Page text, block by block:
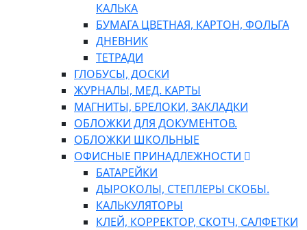
КАЛЬКА
БУМАГА ЦВЕТНАЯ, КАРТОН, ФОЛЬГА
ДНЕВНИК
ТЕТРАДИ
ГЛОБУСЫ, ДОСКИ
ЖУРНАЛЫ, МЕД. КАРТЫ
МАГНИТЫ, БРЕЛОКИ, ЗАКЛАДКИ
ОБЛОЖКИ ДЛЯ ДОКУМЕНТОВ.
ОБЛОЖКИ ШКОЛЬНЫЕ
ОФИСНЫЕ ПРИНАДЛЕЖНОСТИ
БАТАРЕЙКИ
ДЫРОКОЛЫ, СТЕПЛЕРЫ СКОБЫ.
КАЛЬКУЛЯТОРЫ
КЛЕЙ, КОРРЕКТОР, СКОТЧ, САЛФЕТКИ